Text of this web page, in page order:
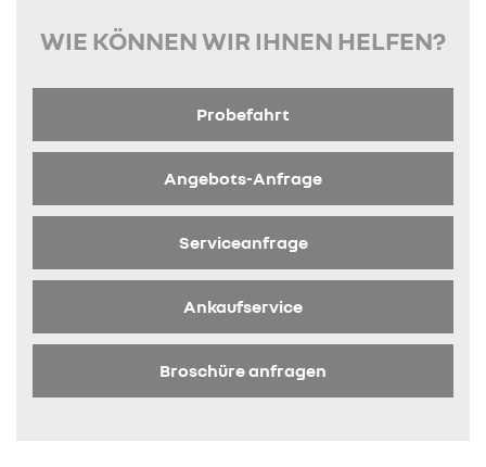
WIE KÖNNEN WIR IHNEN HELFEN?
Probefahrt
Angebots-Anfrage
Serviceanfrage
Ankaufservice
Broschüre anfragen